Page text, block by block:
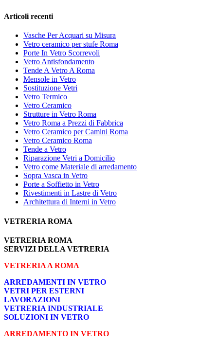
Articoli recenti
Vasche Per Acquari su Misura
Vetro ceramico per stufe Roma
Porte In Vetro Scorrevoli
Vetro Antisfondamento
Tende A Vetro A Roma
Mensole in Vetro
Sostituzione Vetri
Vetro Termico
Vetro Ceramico
Strutture in Vetro Roma
Vetro Roma a Prezzi di Fabbrica
Vetro Ceramico per Camini Roma
Vetro Ceramico Roma
Tende a Vetro
Riparazione Vetri a Domicilio
Vetro come Materiale di arredamento
Sopra Vasca in Vetro
Porte a Soffietto in Vetro
Rivestimenti in Lastre di Vetro
Architettura di Interni in Vetro
VETRERIA ROMA
VETRERIA ROMA
SERVIZI DELLA VETRERIA
VETRERIA A ROMA
ARREDAMENTI IN VETRO
VETRI PER ESTERNI
LAVORAZIONI
VETRERIA INDUSTRIALE
SOLUZIONI IN VETRO
ARREDAMENTO IN VETRO